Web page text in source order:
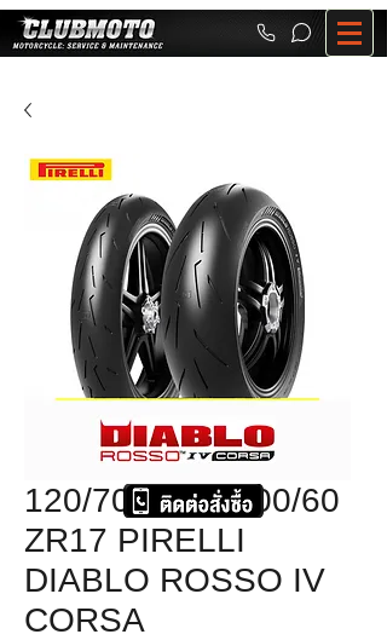
120/70ZR17+200/60
ZR17 PIRELLI
DIABLO ROSSO IV
CORSA